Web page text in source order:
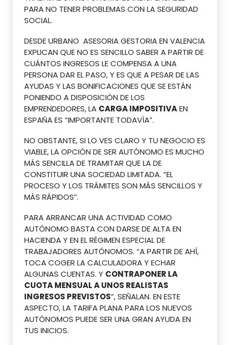
PARA NO TENER PROBLEMAS CON LA SEGURIDAD
SOCIAL.
DESDE URBANO ASESORIA GESTORIA EN VALENCIA
EXPLICAN QUE NO ES SENCILLO SABER A PARTIR DE
CUÁNTOS INGRESOS LE COMPENSA A UNA
PERSONA DAR EL PASO, Y ES QUE A PESAR DE LAS
AYUDAS Y LAS BONIFICACIONES QUE SE ESTÁN
PONIENDO A DISPOSICIÓN DE LOS
EMPRENDEDORES, LA CARGA IMPOSITIVAEN
ESPAÑA ES “IMPORTANTE TODAVÍA”.
NO OBSTANTE, SI LO VES CLARO Y TU NEGOCIO ES
VIABLE, LA OPCIÓN DE SER AUTÓNOMO ES MUCHO
MÁS SENCILLA DE TRAMITAR QUE LA DE
CONSTITUIR UNA SOCIEDAD LIMITADA. “EL
PROCESO Y LOS TRÁMITES SON MÁS SENCILLOS Y
MÁS RÁPIDOS”.
PARA ARRANCAR UNA ACTIVIDAD COMO
AUTÓNOMO BASTA CON DARSE DE ALTA EN
HACIENDA Y EN EL RÉGIMEN ESPECIAL DE
TRABAJADORES AUTÓNOMOS. “A PARTIR DE AHÍ,
TOCA COGER LA CALCULADORA Y ECHAR
ALGUNAS CUENTAS. Y CONTRAPONER LA
CUOTA MENSUAL A UNOS REALISTAS
INGRESOS PREVISTOS”, SEÑALAN. EN ESTE
ASPECTO, LA TARIFA PLANA PARA LOS NUEVOS
AUTÓNOMOS PUEDE SER UNA GRAN AYUDA EN
TUS INICIOS.